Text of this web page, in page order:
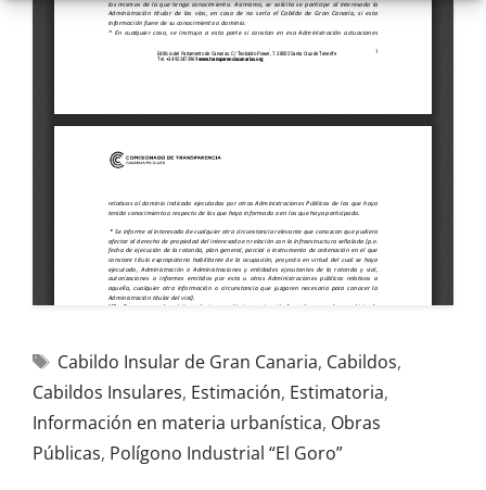
Cabildo Insular de Gran Canaria, Cabildos,
Cabildos Insulares, Estimación, Estimatoria,
Información en materia urbanística, Obras
Públicas, Polígono Industrial “El Goro”